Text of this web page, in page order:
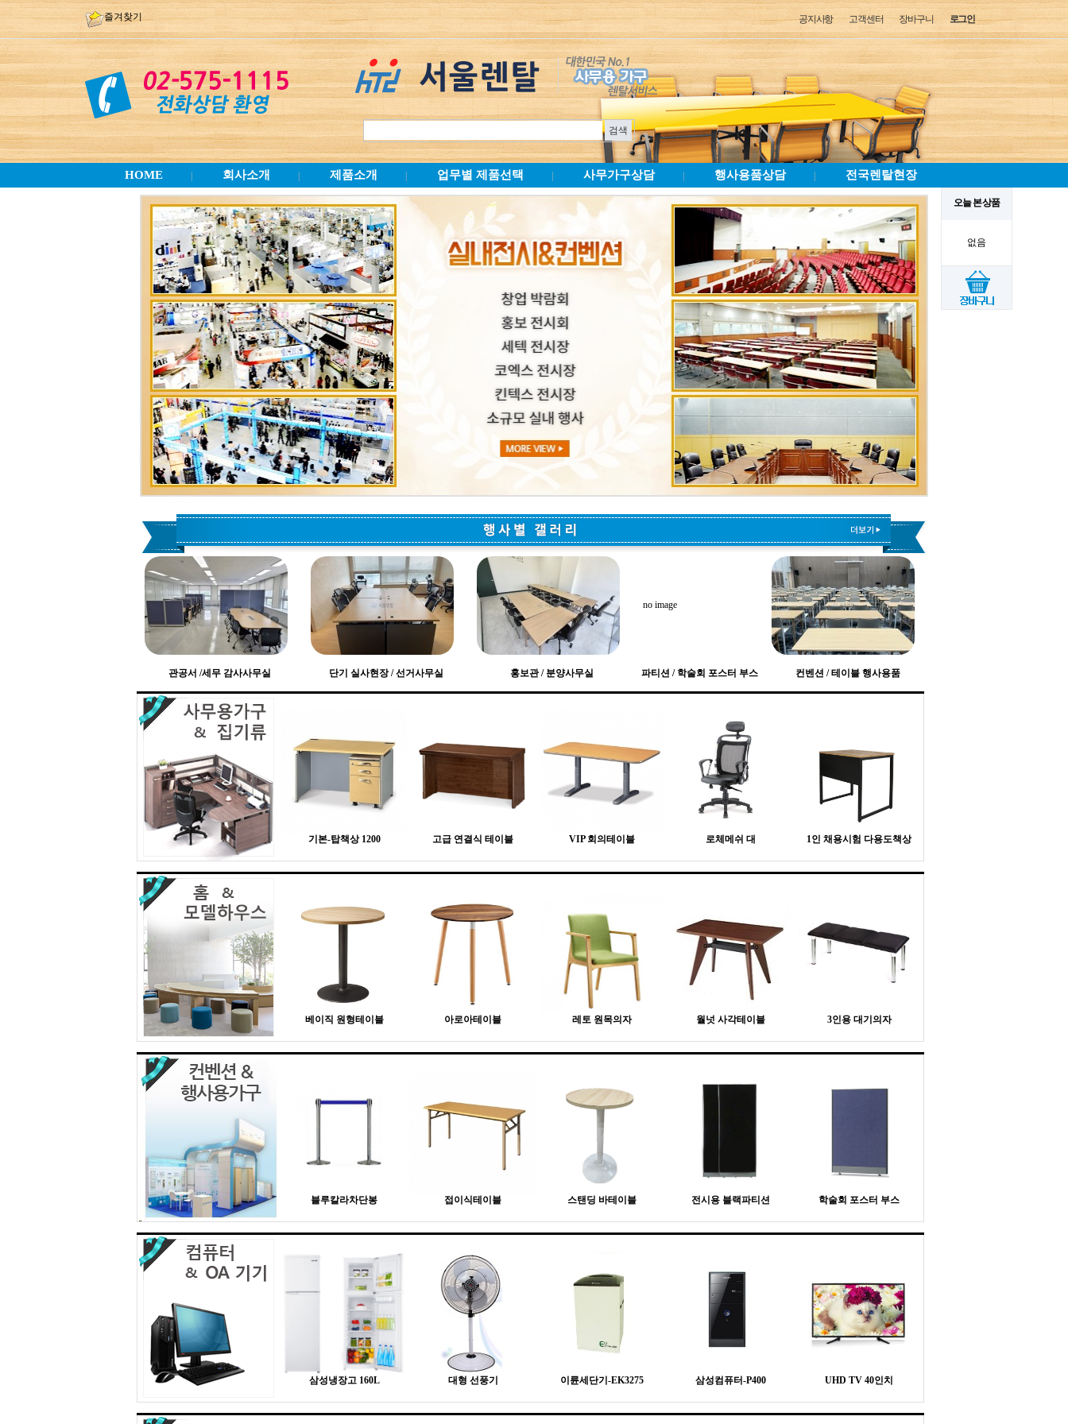
즐겨찾기 로그인
장바구니
고객센터
공지사항
HOME 회사소개 제품소개 업무별 제품선택 사무가구상담 행사용품상담 전국렌탈현장
오늘 본 상품
없음
no image
관공서 /세무 감사사무실 단기 실사현장 / 선거사무실 홍보관 / 분양사무실 파티션 / 학술회 포스터 부스 컨벤션 / 테이블 행사용품
기본-탑책상 1200 고급 연결식 테이블 VIP 회의테이블 로체메쉬 대 1인 채용시험 다용도책상
베이직 원형테이블 아로아테이블 레토 원목의자 월넛 사각테이블 3인용 대기의자
블루칼라차단봉 접이식테이블 스탠딩 바테이블 전시용 블랙파티션 학술회 포스터 부스
삼성냉장고 160L 대형 선풍기 이륜세단기-EK3275 삼성컴퓨터-P400 UHD TV 40인치